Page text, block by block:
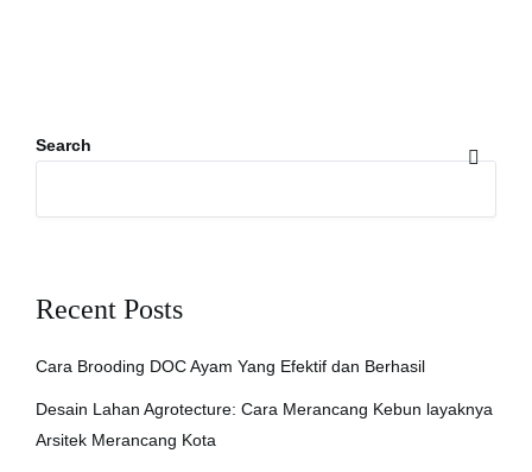
Search
Recent Posts
Cara Brooding DOC Ayam Yang Efektif dan Berhasil
Desain Lahan Agrotecture: Cara Merancang Kebun layaknya
Arsitek Merancang Kota